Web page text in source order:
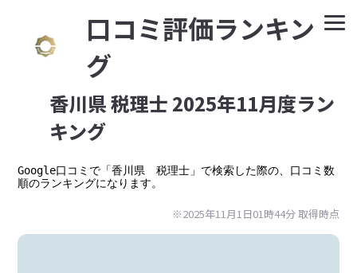
⼝コミ評価ランキン
グ
香川県 税理士 2025年11月度ラン
キング
Google⼝コミで「香川県　税理士」で検索した際の、口コミ数
順のランキングになります。
※2025年11月1日01時44分 取得時点